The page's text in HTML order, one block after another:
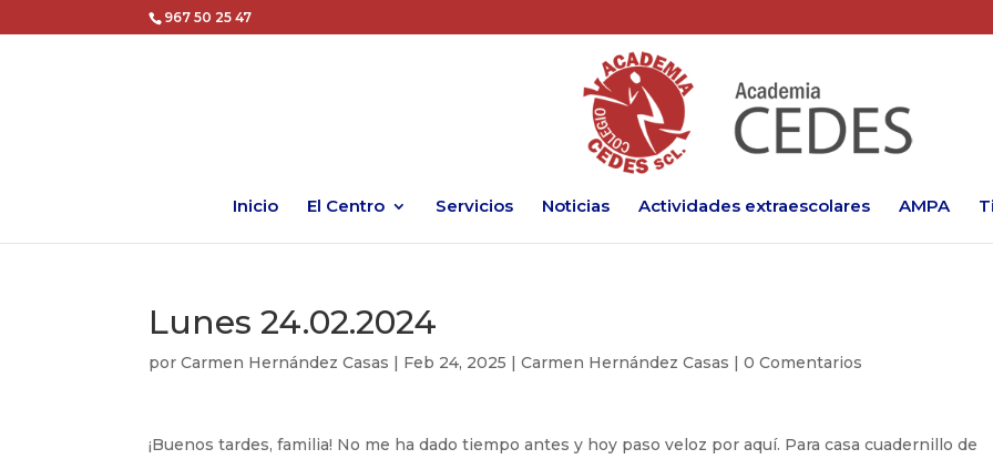
967 50 25 47
Inicio El Centro Servicios Noticias Actividades extraescolares AMPA
Lunes 24.02.2024
porCarmen Hernández Casas | Feb 24, 2025 |Carmen Hernández Casas |0 Comentarios
¡Buenos tardes, familia! No me ha dado tiempo antes y hoy paso veloz por aquí. Para casa cuadernillo de